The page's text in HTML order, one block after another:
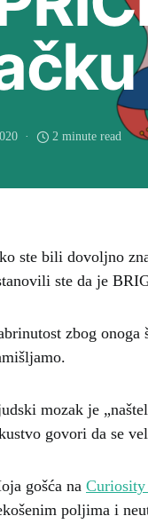
2 minute read
ste bili dovoljno
ste da je
zbog onoga
mozak je
govori da se
gošća na Curiosity
poljima i